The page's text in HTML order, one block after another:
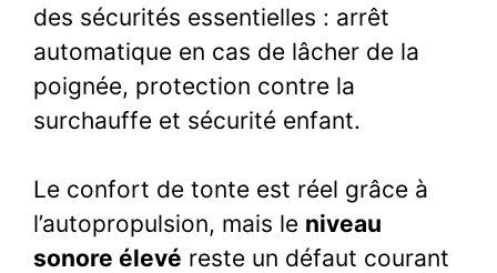
des sécurités essentielles : arrêt
automatique en cas de lâcher de la
poignée, protection contre la
surchauffe et sécurité enfant.
Le confort de tonte est réel grâce à
l’autopropulsion, mais le niveau
sonore élevé reste un défaut courant